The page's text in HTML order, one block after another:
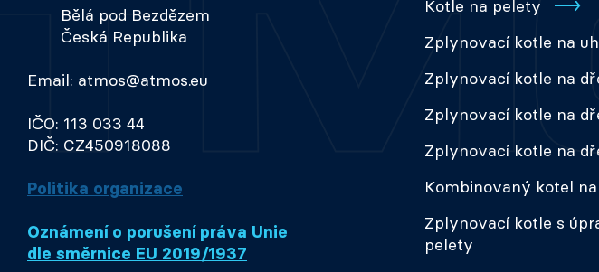
Bělá pod Bezdězem
Česká Republika
Email: atmos@atmos.eu
IČO: 113 033 44
DIČ: CZ450918088
Politika organizace
Oznámení o porušení práva Unie
dle směrnice EU 2019/1937
Kotle na pelety
Zplynovací kotle na
Zplynovací kotle na
Zplynovací kotle na
Zplynovací kotle na
Kombinovaný kotel
Zplynovací kotle s
pelety